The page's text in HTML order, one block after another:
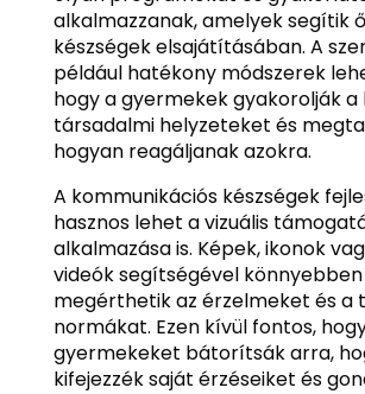
alkalmazzanak, amelyek segítik
készségek elsajátításában. A
például hatékony módszerek
hogy a gyermekek gyakorolják a
társadalmi helyzeteket és
hogyan reagáljanak azokra.
A kommunikációs készségek
hasznos lehet a vizuális
alkalmazása is. Képek, ikonok
videók segítségével könnyebben
megérthetik az érzelmeket és a
normákat. Ezen kívül fontos,
gyermekeket bátorítsák arra,
kifejezzék saját érzéseiket és